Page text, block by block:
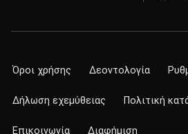
Όροι χρήσης Δεοντολογία
Δήλωση εχεμύθειας Πολιτική
Επικοινωνία Διαφήμιση